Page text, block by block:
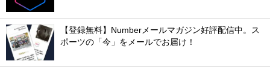
【登録無料】Numberメールマガジン好評配信中。ス
ポーツの「今」をメールでお届け！